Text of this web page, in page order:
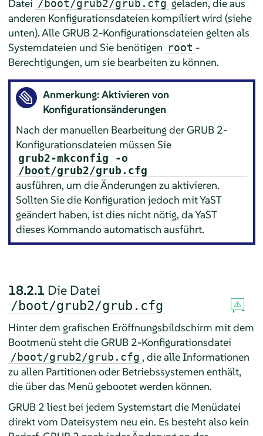
Datei /boot/grub2/grub.cfg geladen, die aus
anderen Konfigurationsdateien kompiliert wird (siehe
unten). Alle GRUB 2-Konfigurationsdateien gelten als
Systemdateien und Sie benötigen root -
Berechtigungen, um sie bearbeiten zu können.
Anmerkung: Aktivieren von
Konfigurationsänderungen
Nach der manuellen Bearbeitung der GRUB 2-
Konfigurationsdateien müssen Sie
grub2-mkconfig -o
/boot/grub2/grub.cfg
ausführen, um die Änderungen zu aktivieren.
Sollten Sie die Konfiguration jedoch mit YaST
geändert haben, ist dies nicht nötig, da YaST
dieses Kommando automatisch ausführt.
18.2.1 Die Datei
/boot/grub2/grub.cfg
Hinter dem grafischen Eröffnungsbildschirm mit dem
Bootmenü steht die GRUB 2-Konfigurationsdatei
/boot/grub2/grub.cfg , die alle Informationen
zu allen Partitionen oder Betriebssystemen enthält,
die über das Menü gebootet werden können.
GRUB 2 liest bei jedem Systemstart die Menüdatei
direkt vom Dateisystem neu ein. Es besteht also kein